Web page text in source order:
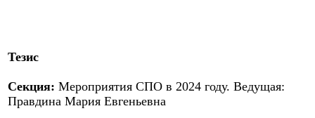
Тезис
Секция: Мероприятия СПО в 2024 году. Ведущая:
Правдина Мария Евгеньевна